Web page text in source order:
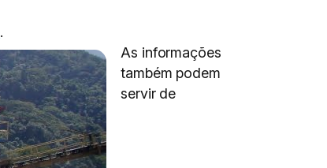
.
As informações
também podem
servir de